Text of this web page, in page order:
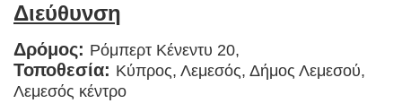
Διεύθυνση
Δρόμος: Ρόμπερτ Κένεντυ 20,
Τοποθεσία: Κύπρος, Λεμεσός, Δήμος Λεμεσού,
Λεμεσός κέντρο